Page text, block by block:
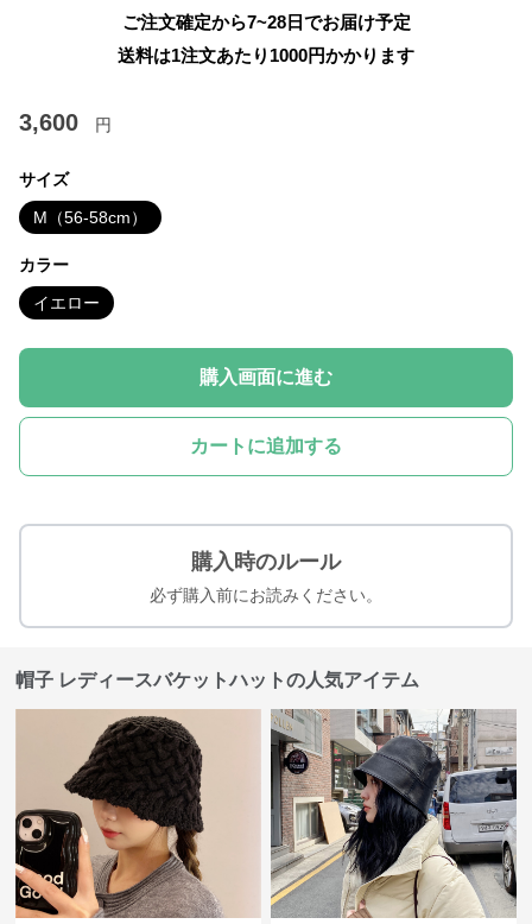
ご注文確定から7~28日でお届け予定
送料は1注文あたり 1000円かかります
3,600 円
サイズ
M（56-58cm）
カラー
イエロー
購入画面に進む
カートに追加する
購入時のルール
必ず購入前にお読みください。
帽子 レディースバケットハットの人気アイテム